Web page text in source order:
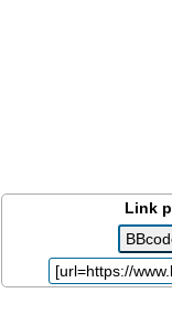
Link